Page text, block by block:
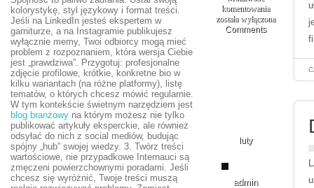
komentowania
Privacy
została wyłączona
Comments
luty
admin
kolorystykę, styl językowy i format treści.
Jeśli na LinkedIn jesteś ekspertem w
garniturze, a na Instagramie publikujesz
wyłącznie memy, Twoi odbiorcy mogą mieć
problem z rozpoznaniem, która wersja Ciebie
jest „prawdziwa”. Przygotuj: profesjonalne
zdjęcie profilowe, krótkie, konkretne bio w
kilku wariantach (na różne platformy), listę
tematów, o których chcesz mówić regularnie.
W tym kontekście świetnym narzędziem jest
blog branżowy na którym możesz nie tylko
publikować artykuły eksperckie, ale również
odsyłać do nich z social mediów, budując
spójny „hub” swojej wiedzy. 3. Twórz treści
wartościowe, nie przypadkowe Internauci są
zmęczeni powierzchownymi poradami. Jeśli
chcesz się wyróżnić, Twoje treści muszą